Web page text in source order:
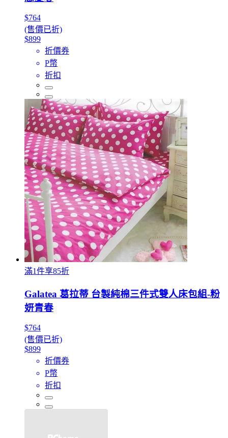
$764
(售價已折)
$899
折價券
P幣
折扣
滿1件享85折
Galatea 葛拉蒂 台製純棉三件式雙人床包組-粉
妍青春
$764
(售價已折)
$899
折價券
P幣
折扣